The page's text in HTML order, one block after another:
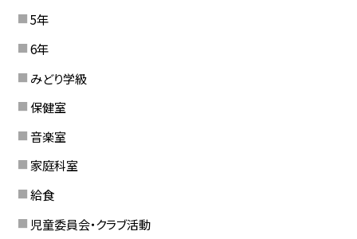
5年
6年
みどり学級
保健室
音楽室
家庭科室
給食
児童委員会・クラブ活動